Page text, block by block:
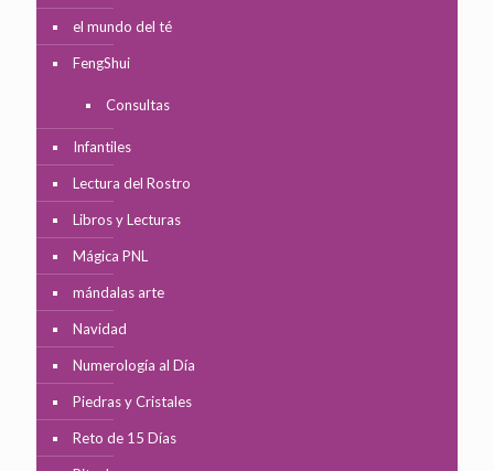
el mundo del té
FengShui
Consultas
Infantiles
Lectura del Rostro
Libros y Lecturas
Mágica PNL
mándalas arte
Navidad
Numerología al Día
Piedras y Cristales
Reto de 15 Días